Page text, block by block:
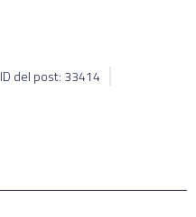
ID del post: 33414